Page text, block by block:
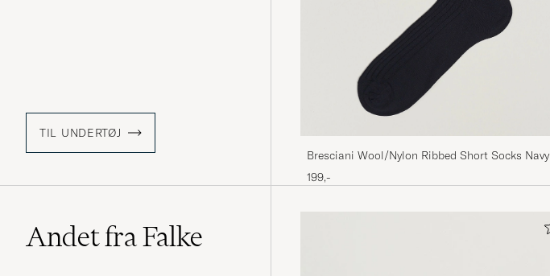
TIL UNDERTØJ
Bresciani Wool/Nylon Ribbed Short Socks Navy
199,-
Andet fra Falke